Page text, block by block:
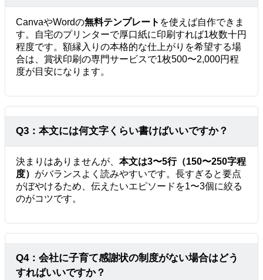
CanvaやWordの無料テンプレート を使えば自作できま
す。自宅のプリンターで厚口紙に印刷すれば1枚数十円
程度です。額縁入りの本格的な仕上がりを希望する場
合は、賞状印刷の専門サービスで1枚500〜2,000円程
度が目安になります。
Q3：本文には何文字くらい書けばいいですか？
決まりはありませんが、 本文は3〜5行（150〜250字程
度） がバランスよく読みやすいです。長すぎると要点
がぼやけるため、伝えたいエピソードを1〜3個に絞る
のがコツです。
Q4：会社に子育て感謝状の制度がない場合はどう
すればいいですか？